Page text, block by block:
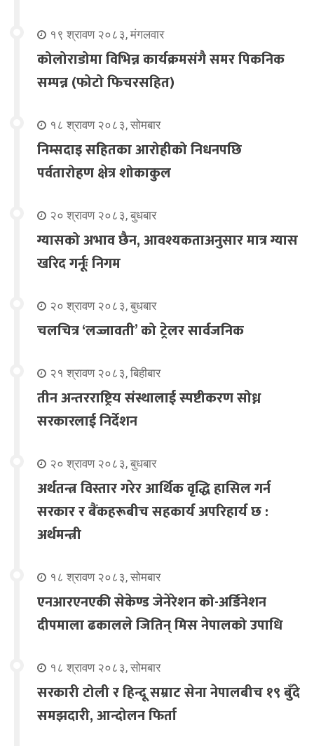
१९ श्रावण २०८३, मंगलवार
कोलोराडोमा विभिन्न कार्यक्रमसंगै समर पिकनिक
सम्पन्न (फोटो फिचरसहित)
१८ श्रावण २०८३, सोमबार
निम्सदाइ सहितका आरोहीको निधनपछि
पर्वतारोहण क्षेत्र शोकाकुल
२० श्रावण २०८३, बुधबार
ग्यासको अभाव छैन, आवश्यकताअनुसार मात्र ग्यास
खरिद गर्नूः निगम
२० श्रावण २०८३, बुधबार
चलचित्र ‘लज्जावती’ को ट्रेलर सार्वजनिक
२१ श्रावण २०८३, बिहीबार
तीन अन्तरराष्ट्रिय संस्थालाई स्पष्टीकरण सोध्न
सरकारलाई निर्देशन
२० श्रावण २०८३, बुधबार
अर्थतन्त्र विस्तार गरेर आर्थिक वृद्धि हासिल गर्न
सरकार र बैंकहरूबीच सहकार्य अपरिहार्य छ :
अर्थमन्त्री
१८ श्रावण २०८३, सोमबार
एनआरएनएकी सेकेण्ड जेनेरेशन को-अर्डिनेशन
दीपमाला ढकालले जितिन् मिस नेपालको उपाधि
१८ श्रावण २०८३, सोमबार
सरकारी टोली र हिन्दू सम्राट सेना नेपालबीच १९ बुँदे
समझदारी, आन्दोलन फिर्ता